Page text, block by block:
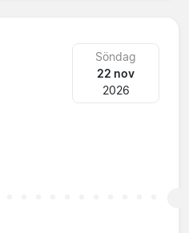
Söndag
22 nov
2026